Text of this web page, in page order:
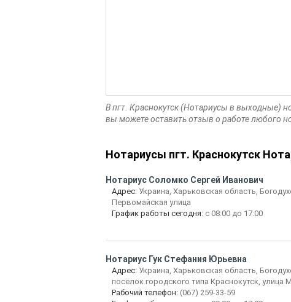
В пгт. Краснокутск (Нотариусы в выходные)
вы можете оставить отзыв о работе любого
Нотариусы пгт. Краснокутск
Нотариус Соломко Сергей Иванович
Адрес: Украина, Харьковская область,
Первомайская улица
График работы сегодня: с 08:00 до 17:00
Нотариус Гук Стефания Юрьевна
Адрес: Украина, Харьковская область,
посёлок городского типа Краснокутск, улица
Рабочий телефон: (067) 259-33-59